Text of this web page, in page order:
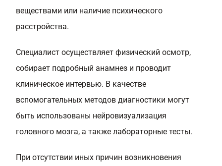
веществами или наличие психического
расстройства.
Специалист осуществляет физический осмотр,
собирает подробный анамнез и проводит
клиническое интервью. В качестве
вспомогательных методов диагностики могут
быть использованы нейровизуализация
головного мозга, а также лабораторные тесты.
При отсутствии иных причин возникновения